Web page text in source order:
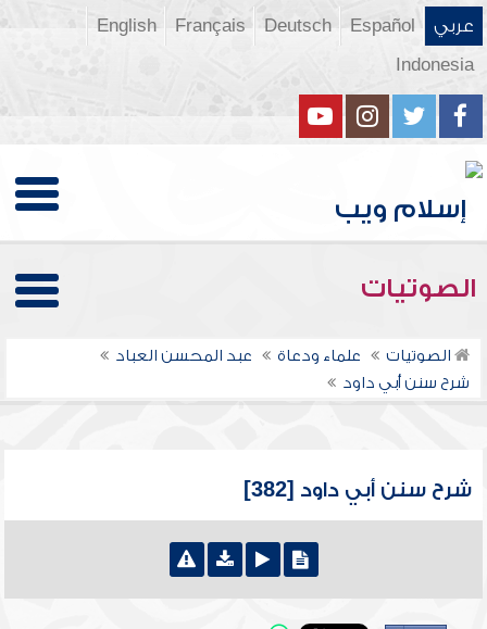
عربي Español
Deutsch
Français
English
Indonesia
الصوتيات
الصوتيات علماء ودعاة
عبد المحسن العباد
شرح سنن أبي داود
شرح سنن أبي داود [382]